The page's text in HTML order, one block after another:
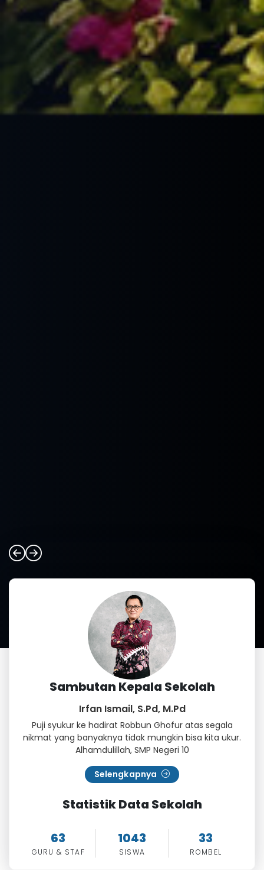
Sambutan Kepala Sekolah
Irfan Ismail, S.Pd, M.Pd
Puji syukur ke hadirat Robbun Ghofur atas segala
nikmat yang banyaknya tidak mungkin bisa kita ukur.
Alhamdulillah, SMP Negeri 10
Selengkapnya
Statistik Data Sekolah
63
GURU & STAF
1043
SISWA
33
ROMBEL